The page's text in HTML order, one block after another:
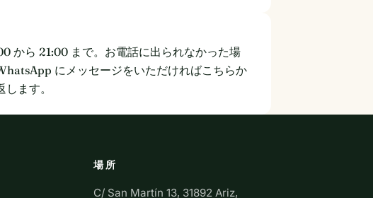
から 21:00 まで。お電話に出られなかった場
にメッセージをいただければこちらか
します。
場所
C/ San Martín 13, 31892 Ariz,